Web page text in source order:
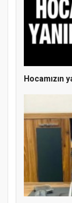
Hocamızın